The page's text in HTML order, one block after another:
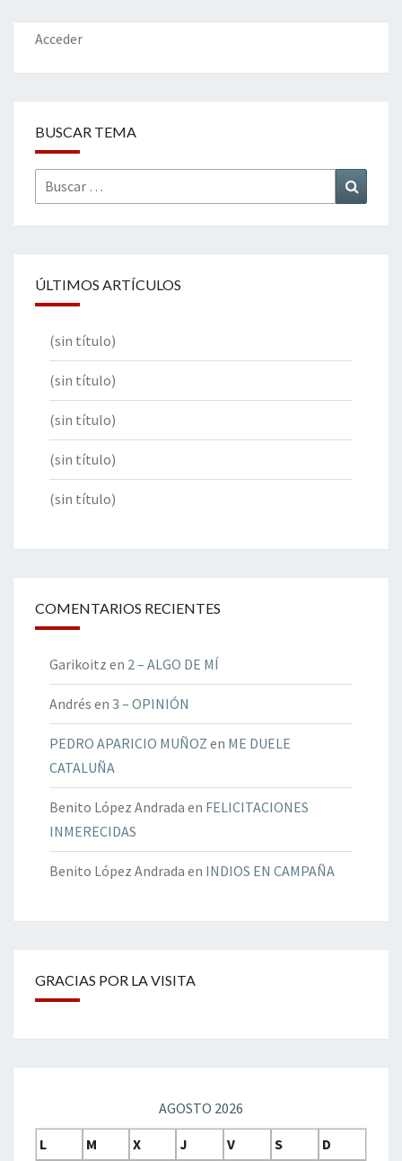
o
k
n
ar
Acceder
BUSCAR TEMA
Buscar
por:
ÚLTIMOS ARTÍCULOS
(sin título)
(sin título)
(sin título)
(sin título)
(sin título)
COMENTARIOS RECIENTES
Garikoitz en 2 – ALGO DE MÍ
Andrés en 3 – OPINIÓN
PEDRO APARICIO MUÑOZ en ME DUELE
CATALUÑA
Benito López Andrada en FELICITACIONES
INMERECIDAS
Benito López Andrada en INDIOS EN CAMPAÑA
GRACIAS POR LA VISITA
AGOSTO 2026
L
M X J V S
D